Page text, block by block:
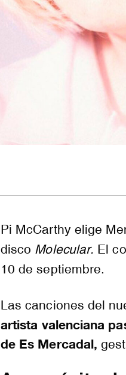
Pi McCarthy elige
disco Molecular. El
10 de septiembre.
Las canciones del
artista valenciana
de Es Mercadal,